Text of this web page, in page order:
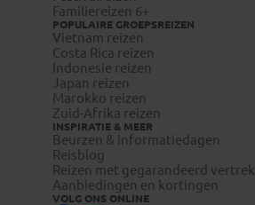
Familiereizen 6+
POPULAIRE GROEPSREIZEN
Vietnam reizen
Costa Rica reizen
Indonesie reizen
Japan reizen
Marokko reizen
Zuid-Afrika reizen
INSPIRATIE & MEER
Beurzen & informatiedagen
Reisblog
Reizen met gegarandeerd vertrek
Aanbiedingen en kortingen
VOLG ONS ONLINE